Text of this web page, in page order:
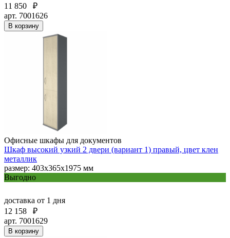
11 850
₽
арт. 7001626
В корзину
Офисные шкафы для документов
Шкаф высокий узкий 2 двери (вариант 1) правый, цвет клен
металлик
размер: 403х365х1975 мм
Выгодно
доставка от 1 дня
12 158
₽
арт. 7001629
В корзину